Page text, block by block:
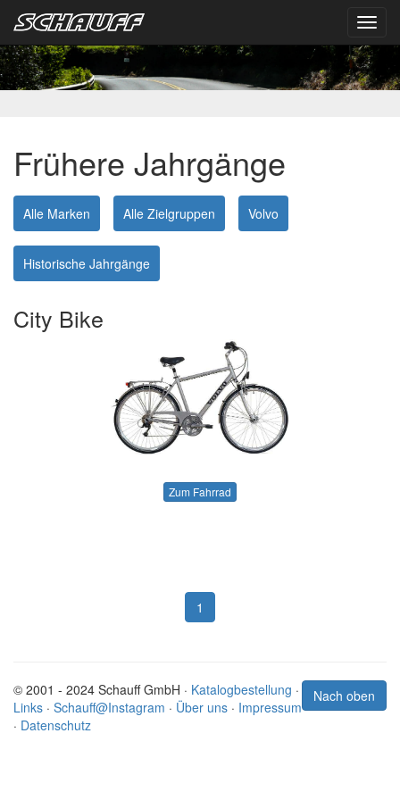
Frühere Jahrgänge
Alle Marken Alle Zielgruppen Volvo
Historische Jahrgänge
City Bike
Zum Fahrrad
1
Nach oben
© 2001 - 2024 Schauff GmbH · Katalogbestellung ·
Links · Schauff@Instagram · Über uns · Impressum
· Datenschutz